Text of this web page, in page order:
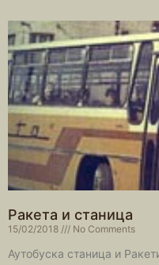
Ракета и станица
15/02/2018 No Comments
Аутобуска станица и